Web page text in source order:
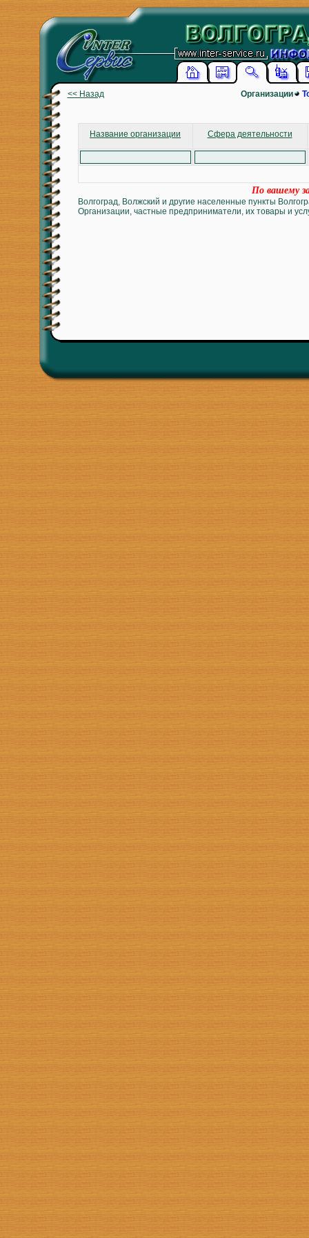
<< Назад Организации
Название организации Сфера деятельности
По вашему
Волгоград, Волжский и другие населенные пункты
Организации, частные предприниматели, их товары и